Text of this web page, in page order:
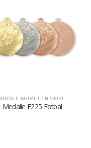
MEDALII MEDALII DIN METAL
Medalie E225 Fotbal